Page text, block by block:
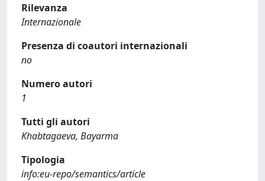
Rilevanza
Internazionale
Presenza di coautori internazionali
no
Numero autori
1
Tutti gli autori
Khabtagaeva, Bayarma
Tipologia
info:eu-repo/semantics/article